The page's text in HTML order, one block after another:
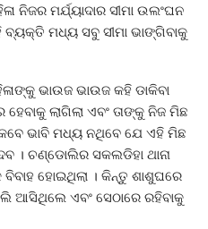
ନିଜର ମର୍ଯ୍ୟାଦାର ସୀମା ଉଲଂଘନ
ମଧ୍ୟ ସବୁ ସୀମା ଭାଙ୍ଗିବାକୁ
ଭାଉଜ ଭାଉଜ କହି ଡାକିବା
ଲାଗିଲା ଏବଂ ତାଙ୍କୁ ନିଜ ମିଛ
ଭାବି ମଧ୍ୟ ନଥିବେ ଯେ ଏହି ମିଛ
। ଚଣ୍ଡୋଲିର ସକଲଡିହା ଥାନା
ହୋଇଥିଲା । କିନ୍ତୁ ଶାଶୁଘରେ
ଆସିଥିଲେ ଏବଂ ସେଠାରେ ରହିବାକୁ